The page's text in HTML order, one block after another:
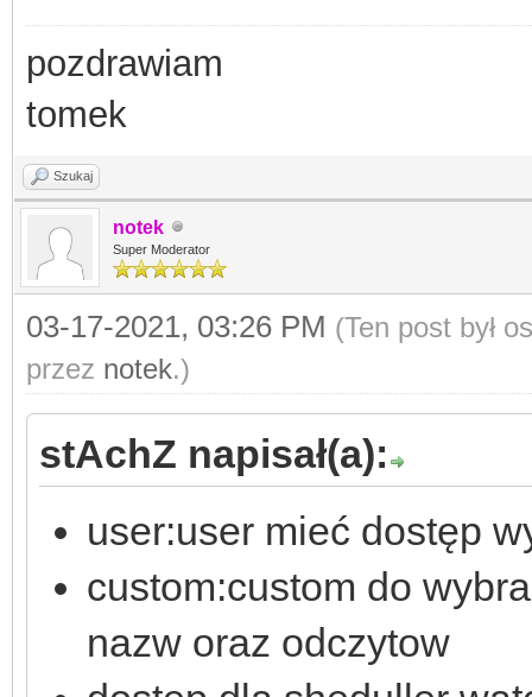
pozdrawiam
tomek
Szukaj
notek
Super Moderator
03-17-2021, 03:26 PM (Ten post był
przez notek.)
stAchZ napisał(a):
user:user mieć dostęp
custom:custom do
nazw oraz odczytow